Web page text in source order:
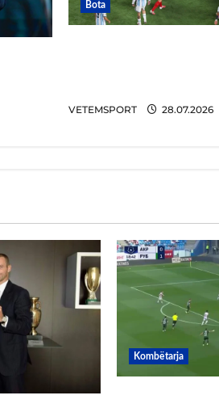
Bota
VETEMSPORT 28.07.2026
Kombëtarja